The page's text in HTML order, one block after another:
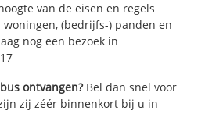
van de eisen en regels
(bedrijfs-) panden en
nog een bezoek in
ontvangen?Bel dan snel voor
zij zéér binnenkort bij u in